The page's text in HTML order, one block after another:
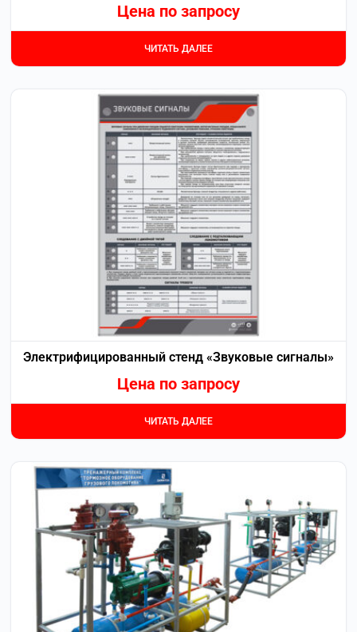
Цена по запросу
ЧИТАТЬ ДАЛЕЕ
Электрифицированный стенд «Звуковые сигналы»
Цена по запросу
ЧИТАТЬ ДАЛЕЕ